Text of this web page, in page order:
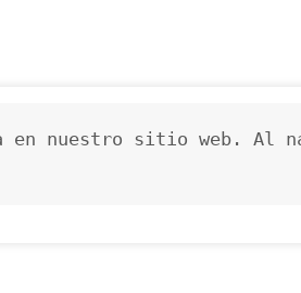
en nuestro sitio web. Al